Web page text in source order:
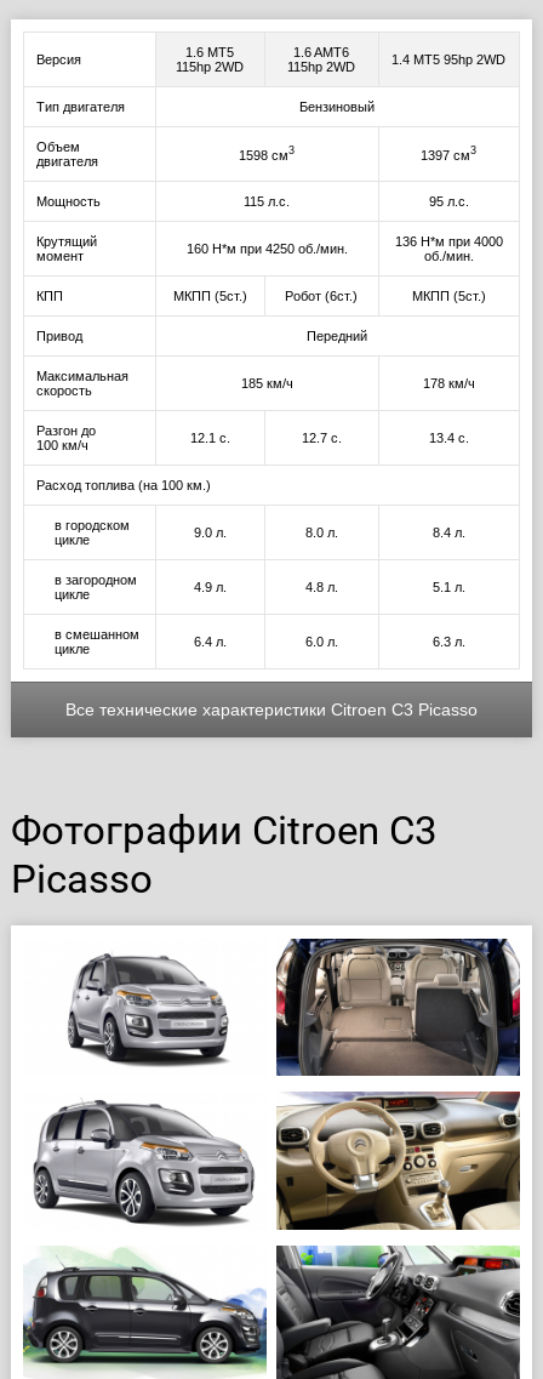
Версия
1.6 MT5
115hp 2WD
1.6 AMT6
115hp 2WD
1.4 MT5 95hp 2WD
Тип двигателя Бензиновый
Объем
двигателя
1598 см3 1397 см3
Мощность 115 л.с. 95 л.с.
Крутящий
момент
160 Н*м при 4250 об./мин.
136 Н*м при 4000
об./мин.
КПП МКПП (5ст.) Робот (6ст.) МКПП (5ст.)
Привод Передний
Максимальная
скорость
185 км/ч 178 км/ч
Разгон до
100 км/ч
12.1 с. 12.7 с. 13.4 с.
Расход топлива (на 100 км.)
в городском
цикле
9.0 л. 8.0 л. 8.4 л.
в загородном
цикле
4.9 л. 4.8 л. 5.1 л.
в смешанном
цикле
6.4 л. 6.0 л. 6.3 л.
Все технические характеристики Citroen C3 Picasso
Фотографии Citroen C3
Picasso